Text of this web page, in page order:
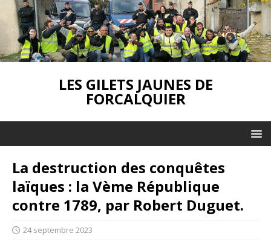
LES GILETS JAUNES DE
FORCALQUIER
La destruction des conquêtes
laïques : la Vème République
contre 1789, par Robert Duguet.
24 septembre 2023